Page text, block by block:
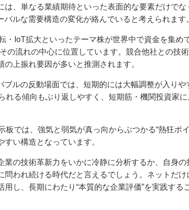
は、単なる業績期待といった表面的な要素だけで
ルな需要構造の変化が絡んでいると考えられます
・IoT拡大といったテーマ株が世界中で資金を集め
の流れの中心に位置しています。競合他社との技
上振れ要因が多いと推測されます。
ルの反動場面では、短期的には大幅調整が入りや
れる傾向もぶり返しやすく、短期筋・機関投資家
では、強気と弱気が真っ向からぶつかる“熱狂ポ
い構造となっています。
の技術革新力をいかに冷静に分析するか、自身
問われ続ける時代だと言えるでしょう。ネットだ
し、長期にわたり“本質的な企業評価”を実践する